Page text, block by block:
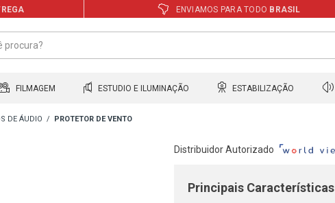
ENVIAMOS PARA TODO BRASIL
FILMAGEM ESTUDIO E ILUMINAÇÃO ESTABILIZAÇÃO
DE ÁUDIO PROTETOR DE VENTO
Distribuidor Autorizado
Principais Características